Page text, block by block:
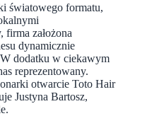
światowego formatu,
założona
dynamicznie
dodatku w ciekawym
reprezentowany.
otwarcie Toto Hair
Justyna Bartosz,